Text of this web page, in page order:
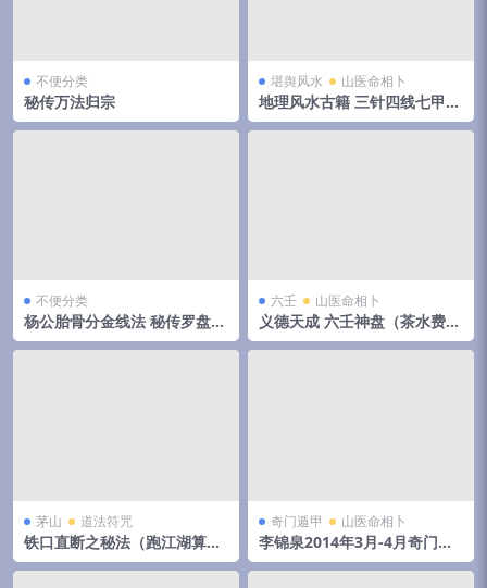
不便分类
秘传万法归宗
堪舆风水 山医命相卜
地理风水古籍 三针四线七甲子
分金线法（上下册全）
不便分类
杨公胎骨分金线法 秘传罗盘天
机妙决 唐荣著.27页pdf 百度
云下载！
六壬 山医命相卜
义德天成 六壬神盘（茶水费）
8集视频 百度云下载！
茅山 道法符咒
铁口直断之秘法（跑江湖算命
的民间秘法）
奇门遁甲 山医命相卜
李锦泉2014年3月-4月奇门遁
甲培训录音+教材pdf 移动网
盘下载！